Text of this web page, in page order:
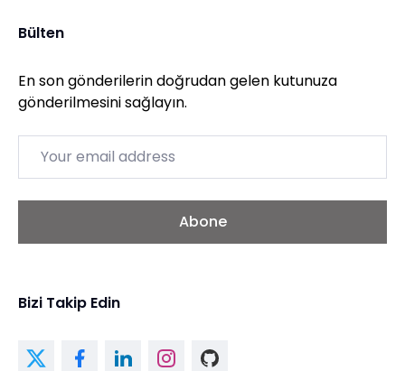
Bülten
En son gönderilerin doğrudan gelen kutunuza
gönderilmesini sağlayın.
Abone
Bizi Takip Edin